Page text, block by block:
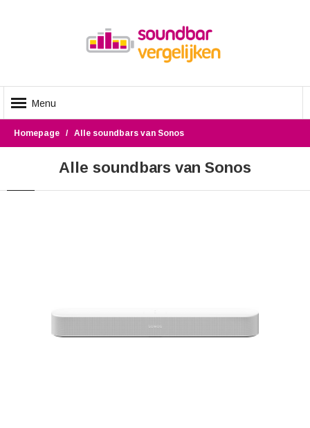
Menu
Homepage Alle soundbars van Sonos
Alle soundbars van Sonos